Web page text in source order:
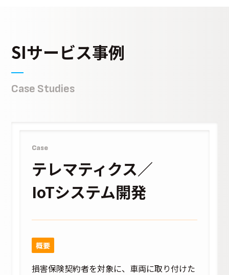
SIサービス事例
Case Studies
Case
テレマティクス／
IoTシステム開発
概要
損害保険契約者を対象に、車両に取り付けた